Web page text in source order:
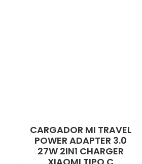
CARGADOR MI TRAVEL
POWER ADAPTER 3.0
27W 2IN1 CHARGER